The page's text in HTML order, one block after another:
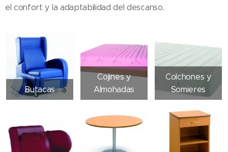
el confort y la adaptabilidad del descanso.
Butacas
Cojines y
Almohadas
Colchones y
Somieres